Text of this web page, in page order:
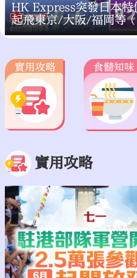
HK Express突發日本
起飛東京/大阪/福岡等
實用攻略 食髓知味
實用攻略